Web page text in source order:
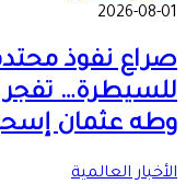
2026-08-01
صراع نفوذ
للسيطرة… تفجر
وطه عثمان
الأخبار العالمية